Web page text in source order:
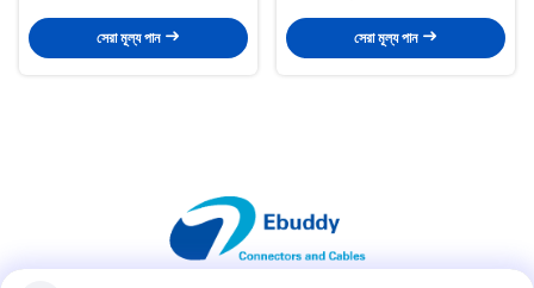
সেরা মূল্য পান সেরা মূল্য পান